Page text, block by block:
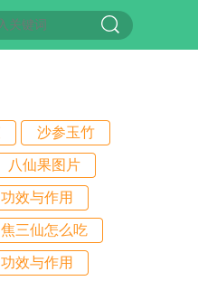
沙参玉竹
八仙果图片
效与作用
焦三仙怎么吃
效与作用